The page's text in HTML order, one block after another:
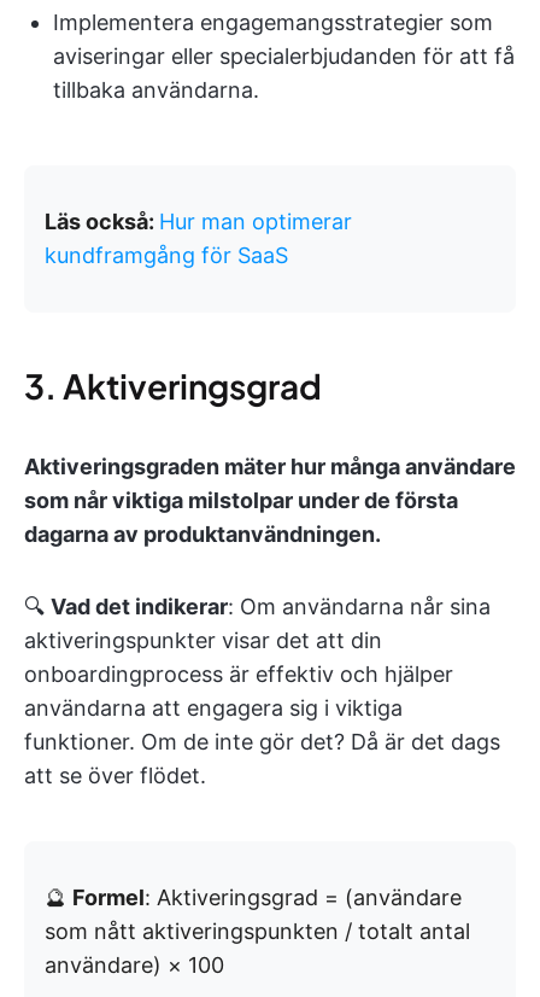
Implementera engagemangsstrategier som
aviseringar eller specialerbjudanden för att få
tillbaka användarna.
Läs också: Hur man optimerar
kundframgång för SaaS
3. Aktiveringsgrad
Aktiveringsgraden mäter hur många användare
som når viktiga milstolpar under de första
dagarna av produktanvändningen.
🔍 Vad det indikerar: Om användarna når sina
aktiveringspunkter visar det att din
onboardingprocess är effektiv och hjälper
användarna att engagera sig i viktiga
funktioner. Om de inte gör det? Då är det dags
att se över flödet.
🔮 Formel: Aktiveringsgrad = (användare
som nått aktiveringspunkten / totalt antal
användare) × 100